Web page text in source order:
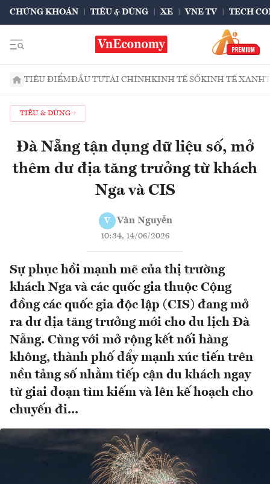
CHỨNG KHOÁN TIÊU & DÙNG XE VNE TV TECH
TIÊU ĐIỂMĐẦU TƯTÀI CHÍNHKINH TẾ SỐKINH TẾ XANH
TIÊU & DÙNG
Đà Nẵng tận dụng dữ liệu số, mở
thêm dư địa tăng trưởng từ khách
Nga và CIS
V Vân Nguyễn
10:34, 14/06/2026
Sự phục hồi mạnh mẽ của thị trường
khách Nga và các quốc gia thuộc Cộng
đồng các quốc gia độc lập (CIS) đang mở
ra dư địa tăng trưởng mới cho du lịch Đà
Nẵng. Cùng với mở rộng kết nối hàng
không, thành phố đẩy mạnh xúc tiến trên
nền tảng số nhằm tiếp cận du khách ngay
từ giai đoạn tìm kiếm và lên kế hoạch cho
chuyến đi...